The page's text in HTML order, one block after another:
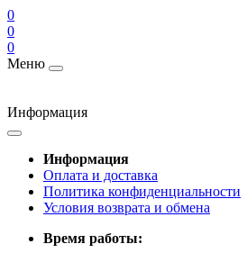
0
0
0
Меню
Информация
Информация
Оплата и доставка
Политика конфиденциальности
Условия возврата и обмена
Время работы: